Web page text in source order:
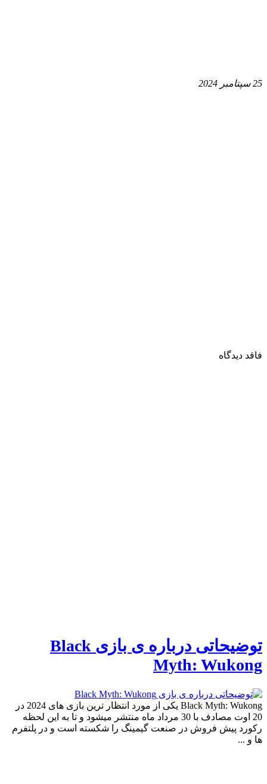
25 سپتامبر 2024
فاقد دیدگاه
توضیحاتی درباره ی بازی Black
Myth: Wukong
Black Myth: Wukong یکی از مورد انتظار ترین بازی های 2024 در
20 اوت مصادف با 30 مرداد ماه منتشر میشود و تا به این لحظه
رکورد پیش فروش در صنعت گیمینگ را شکسته است و در پلتفرم
ها و ...